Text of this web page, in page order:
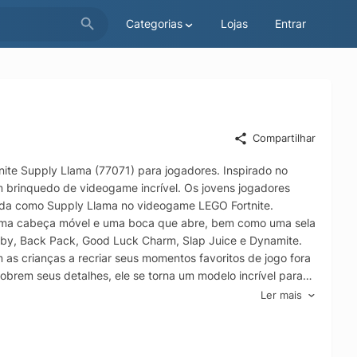
Categorias Lojas Entrar
Compartilhar
Supply Llama (77071) para jogadores. Inspirado no
brinquedo de videogame incrível. Os jovens jogadores
como Supply Llama no videogame LEGO Fortnite.
cabeça móvel e uma boca que abre, bem como uma sela
Back Pack, Good Luck Charm, Slap Juice e Dynamite.
crianças a recriar seus momentos favoritos de jogo fora
seus detalhes, ele se torna um modelo incrível para
é um presente atencioso para jogadores e fãs de
Fortnite Supply Llama, um brinquedo de videogame
personagem icônico do mundo do LEGO® Fortnite, este
Cheio de detalhes O conjunto apresenta muitos
Ler mais